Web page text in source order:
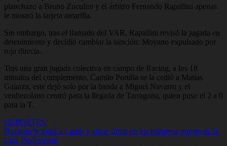
planchazo a Bruno Zuculini y el árbitro Fernando Rapallini apenas
le mostró la tarjeta amarilla.
Sin embargo, tras el llamado del VAR, Rapallini revisó la jugada en
detenimiento y decidió cambiar la sanción: Moyano expulsado por
roja directa.
Tras una gran jugada colectiva en campo de Racing, a los 18
minutos del complemento, Camilo Portilla se la cedió a Matías
Galarza, este dejó solo por la banda a Miguel Navarro y el
venbezolano centró para la llegada de Tarragona, quien puso el 2 a 0
para la T.
DEPORTES
Navegación
Huracán le ganó a Lanús y sigue firme en los primeros puesto de la
Liga Profesional